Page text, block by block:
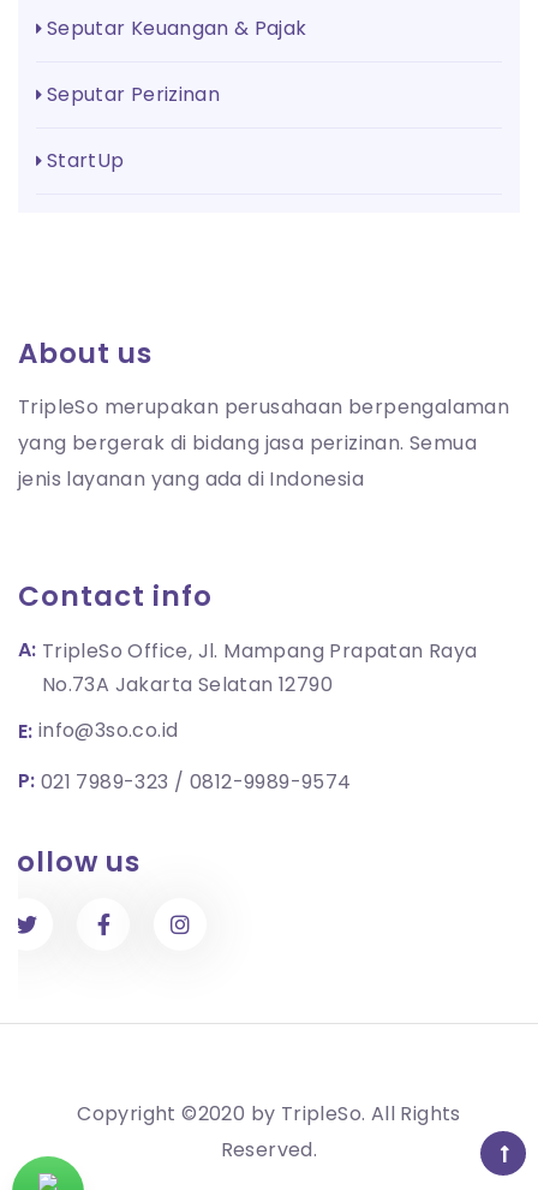
Seputar Keuangan & Pajak
Seputar Perizinan
StartUp
About us
TripleSo merupakan perusahaan berpengalaman
yang bergerak di bidang jasa perizinan. Semua
jenis layanan yang ada di Indonesia
Contact info
P: 021 7989-323 0812-9989-9574
E: info@3so.co.id
A: TripleSo Office, Jl. Mampang Prapatan Raya
No.73A Jakarta Selatan 12790
Follow us
Copyright ©2020 by TripleSo. All Rights
Reserved.